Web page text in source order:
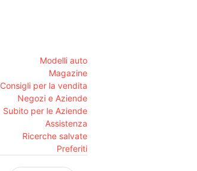
Modelli auto
Magazine
Consigli per la vendita
Negozi e Aziende
Subito per le Aziende
Assistenza
Ricerche salvate
Preferiti